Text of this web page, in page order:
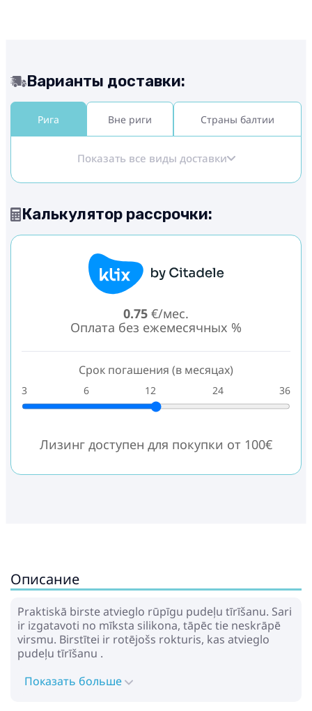
Варианты доставки:
Рига Вне риги Страны балтии
Показать все виды доставки
Калькулятор рассрочки:
0.75 €/мес.
Оплата без ежемесячных %
Срок погашения (в месяцах)
3 6 12 24 36
Лизинг доступен для покупки от 100€
Описание
Praktiskā birste atvieglo rūpīgu pudeļu tīrīšanu. Sari
ir izgatavoti no mīksta silikona, tāpēc tie neskrāpē
virsmu. Birstītei ir rotējošs rokturis, kas atvieglo
pudeļu tīrīšanu .
Показать больше